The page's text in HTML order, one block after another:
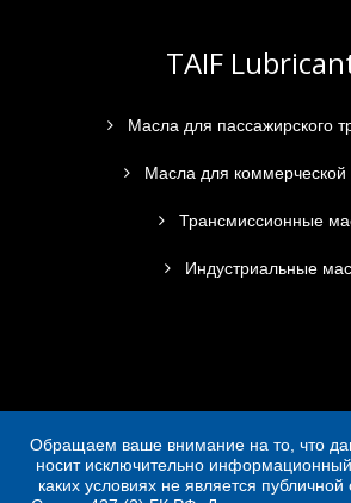
TAIF
Масла для пассажирского
Масла для коммерческой
Трансмиссионные
Индустриальные
Обращаем ваше внимание на то, что
носит исключительно
каких условиях не является